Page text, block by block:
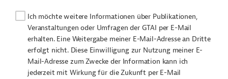
Ich möchte weitere Informationen über Publikationen,
Veranstaltungen oder Umfragen der GTAI per E-Mail
erhalten. Eine Weitergabe meiner E-Mail-Adresse an Dritte
erfolgt nicht. Diese Einwilligung zur Nutzung meiner E-
Mail-Adresse zum Zwecke der Information kann ich
jederzeit mit Wirkung für die Zukunft per E-Mail